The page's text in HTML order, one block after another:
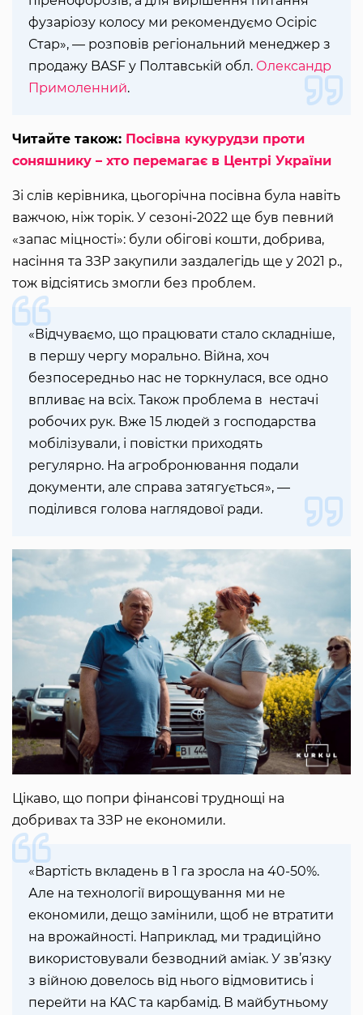
фузаріозу колосу ми рекомендуємо Осіріс
Стар», — розповів регіональний менеджер з
продажу BASF у Полтавській обл. Олександр
Примоленний.
Читайте також: Посівна кукурудзи проти
соняшнику – хто перемагає в Центрі України
Зі слів керівника, цьогорічна посівна була навіть
важчою, ніж торік. У сезоні-2022 ще був певний
«запас міцності»: були обігові кошти, добрива,
насіння та ЗЗР закупили заздалегідь ще у 2021 р.,
тож відсіятись змогли без проблем.
«Відчуваємо, що працювати стало складніше,
в першу чергу морально. Війна, хоч
безпосередньо нас не торкнулася, все одно
впливає на всіх. Також проблема в нестачі
робочих рук. Вже 15 людей з господарства
мобілізували, і повістки приходять
регулярно. На агробронювання подали
документи, але справа затягується», —
поділився голова наглядової ради.
Цікаво, що попри фінансові труднощі на
добривах та ЗЗР не економили.
«Вартість вкладень в 1 га зросла на 40-50%.
Але на технології вирощування ми не
економили, дещо замінили, щоб не втратити
на врожайності. Наприклад, ми традиційно
використовували безводний аміак. У зв’язку
з війною довелось від нього відмовитись і
перейти на КАС та карбамід. В майбутньому